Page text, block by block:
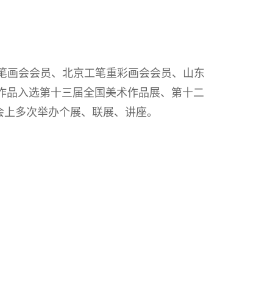
画会会员、北京工笔重彩画会会员、山东
入选第十三届全国美术作品展、第十二
多次举办个展、联展、讲座。